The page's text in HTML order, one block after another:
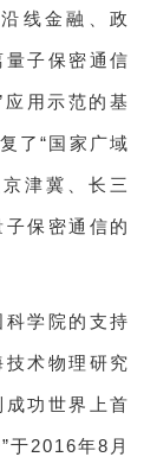
线金融、政
子保密通信
用示范的基
了“国家广域
津冀、长三
保密通信的
学院的支持
术物理研究
功世界上首
于2016年8月